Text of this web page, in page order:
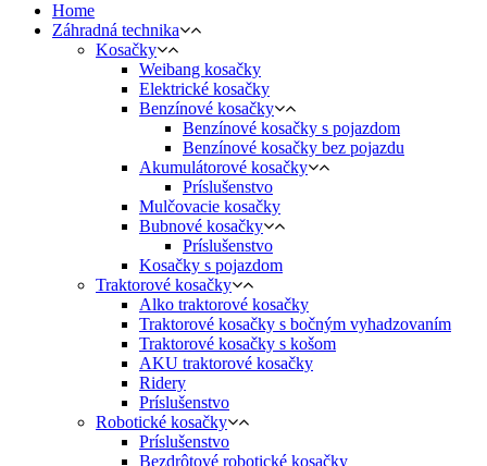
Home
Záhradná technika
Kosačky
Weibang kosačky
Elektrické kosačky
Benzínové kosačky
Benzínové kosačky s pojazdom
Benzínové kosačky bez pojazdu
Akumulátorové kosačky
Príslušenstvo
Mulčovacie kosačky
Bubnové kosačky
Príslušenstvo
Kosačky s pojazdom
Traktorové kosačky
Alko traktorové kosačky
Traktorové kosačky s bočným vyhadzovaním
Traktorové kosačky s košom
AKU traktorové kosačky
Ridery
Príslušenstvo
Robotické kosačky
Príslušenstvo
Bezdrôtové robotické kosačky